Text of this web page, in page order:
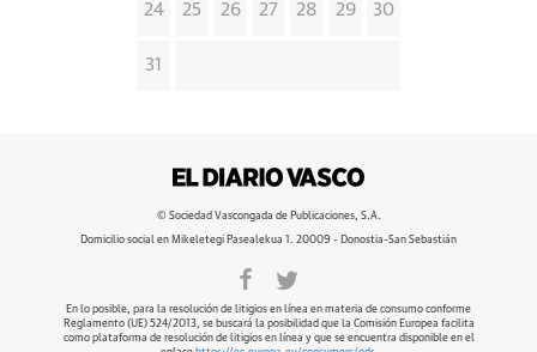
24 25 26 27 28 29 30
31
© Sociedad Vascongada de Publicaciones, S.A.
Domicilio social en Mikeletegi Pasealekua 1. 20009 - Donostia-San Sebastián
En lo posible, para la resolución de litigios en línea en materia de consumo conforme
Reglamento (UE) 524/2013, se buscará la posibilidad que la Comisión Europea facilita
como plataforma de resolución de litigios en línea y que se encuentra disponible en el